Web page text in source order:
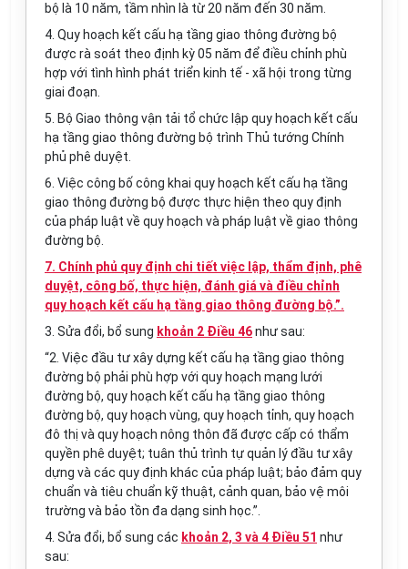
bộ là 10 năm, tầm nhìn là từ 20 năm đến 30 năm.
4. Quy hoạch kết cấu hạ tầng giao thông đường bộ
được rà soát theo định kỳ 05 năm để điều chỉnh phù
hợp với tình hình phát triển kinh tế - xã hội trong từng
giai đoạn.
5. Bộ Giao thông vận tải tổ chức lập quy hoạch kết cấu
hạ tầng giao thông đường bộ trình Thủ tướng Chính
phủ phê duyệt.
6. Việc công bố công khai quy hoạch kết cấu hạ tầng
giao thông đường bộ được thực hiện theo quy định
của pháp luật về quy hoạch và pháp luật về giao thông
đường bộ.
7. Chính phủ quy định chi tiết việc lập, thẩm định, phê
duyệt, công bố, thực hiện, đánh giá và điều chỉnh
quy hoạch kết cấu hạ tầng giao thông đường bộ.”.
3. Sửa đổi, bổ sung khoản 2 Điều 46như sau:
“2. Việc đầu tư xây dựng kết cấu hạ tầng giao thông
đường bộ phải phù hợp với quy hoạch mạng lưới
đường bộ, quy hoạch kết cấu hạ tầng giao thông
đường bộ, quy hoạch vùng, quy hoạch tỉnh, quy hoạch
đô thị và quy hoạch nông thôn đã được cấp có thẩm
quyền phê duyệt; tuân thủ trình tự quản lý đầu tư xây
dựng và các quy định khác của pháp luật; bảo đảm quy
chuẩn và tiêu chuẩn kỹ thuật, cảnh quan, bảo vệ môi
trường và bảo tồn đa dạng sinh học.”.
4. Sửa đổi, bổ sung các khoản 2, 3 và 4 Điều 51 như
sau: